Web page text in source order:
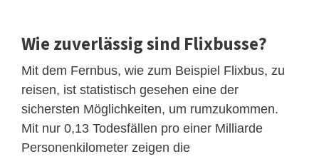
Wie zuverlässig sind Flixbusse?
Mit dem Fernbus, wie zum Beispiel Flixbus, zu
reisen, ist statistisch gesehen eine der
sichersten Möglichkeiten, um rumzukommen.
Mit nur 0,13 Todesfällen pro einer Milliarde
Personenkilometer zeigen die